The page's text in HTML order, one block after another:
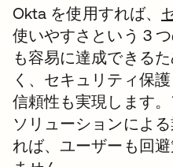
Okta を使用すれば、
使いやすさという 3
も容易に達成できる
く、セキュリティ保
信頼性も実現します
ソリューションによ
れば、ユーザーも回